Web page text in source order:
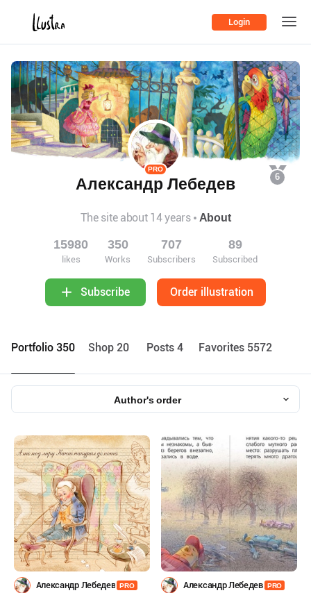
Login
6
PRO
Александр Лебедев
The site about 14 years About
15980
likes
350
Works
707
Subscribers
89
Subscribed
Subscribe Order illustration
Portfolio 350 Shop 20 Posts 4 Favorites 5572
Author's order
Александр Лебедев PRO Александр Лебедев PRO